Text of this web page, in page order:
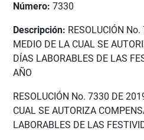
Número: 7330
Descripción: RESOLUCIÓN
MEDIO DE LA CUAL SE
DÍAS LABORABLES DE LAS
AÑO
RESOLUCIÓN No. 7330 DE
CUAL SE AUTORIZA
LABORABLES DE LAS